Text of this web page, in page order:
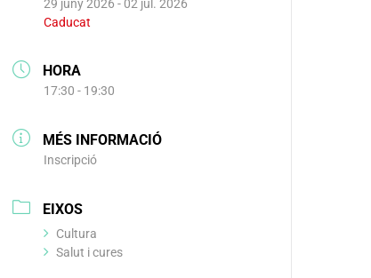
29 juny 2026 - 02 jul. 2026
Caducat
HORA
17:30 - 19:30
MÉS INFORMACIÓ
Inscripció
EIXOS
Cultura
Salut i cures